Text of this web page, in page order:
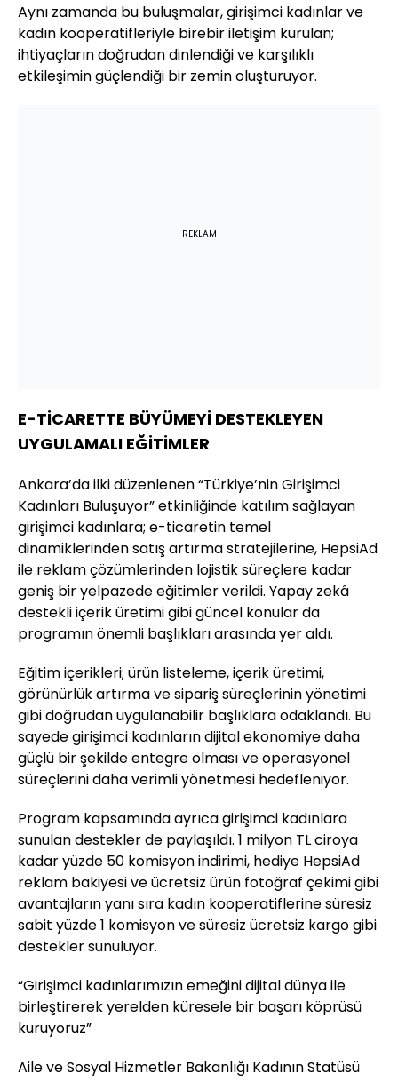
Aynı zamanda bu buluşmalar, girişimci kadınlar ve
kadın kooperatifleriyle birebir iletişim kurulan;
ihtiyaçların doğrudan dinlendiği ve karşılıklı
etkileşimin güçlendiği bir zemin oluşturuyor.
REKLAM
E-TİCARETTE BÜYÜMEYİ DESTEKLEYEN
UYGULAMALI EĞİTİMLER
Ankara’da ilki düzenlenen “Türkiye’nin Girişimci
Kadınları Buluşuyor” etkinliğinde katılım sağlayan
girişimci kadınlara; e-ticaretin temel
dinamiklerinden satış artırma stratejilerine, HepsiAd
ile reklam çözümlerinden lojistik süreçlere kadar
geniş bir yelpazede eğitimler verildi. Yapay zekâ
destekli içerik üretimi gibi güncel konular da
programın önemli başlıkları arasında yer aldı.
Eğitim içerikleri; ürün listeleme, içerik üretimi,
görünürlük artırma ve sipariş süreçlerinin yönetimi
gibi doğrudan uygulanabilir başlıklara odaklandı. Bu
sayede girişimci kadınların dijital ekonomiye daha
güçlü bir şekilde entegre olması ve operasyonel
süreçlerini daha verimli yönetmesi hedefleniyor.
Program kapsamında ayrıca girişimci kadınlara
sunulan destekler de paylaşıldı. 1 milyon TL ciroya
kadar yüzde 50 komisyon indirimi, hediye HepsiAd
reklam bakiyesi ve ücretsiz ürün fotoğraf çekimi gibi
avantajların yanı sıra kadın kooperatiflerine süresiz
sabit yüzde 1 komisyon ve süresiz ücretsiz kargo gibi
destekler sunuluyor.
“Girişimci kadınlarımızın emeğini dijital dünya ile
birleştirerek yerelden küresele bir başarı köprüsü
kuruyoruz”
Aile ve Sosyal Hizmetler Bakanlığı Kadının Statüsü